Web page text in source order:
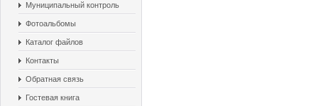
Муниципальный контроль
Фотоальбомы
Каталог файлов
Контакты
Обратная связь
Гостевая книга